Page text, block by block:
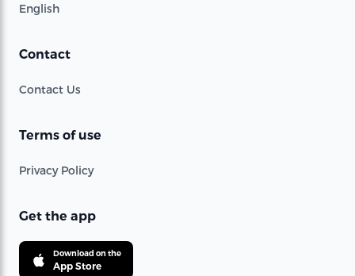
English
Contact
Contact Us
Terms of use
Privacy Policy
Get the app
Download on the
App Store